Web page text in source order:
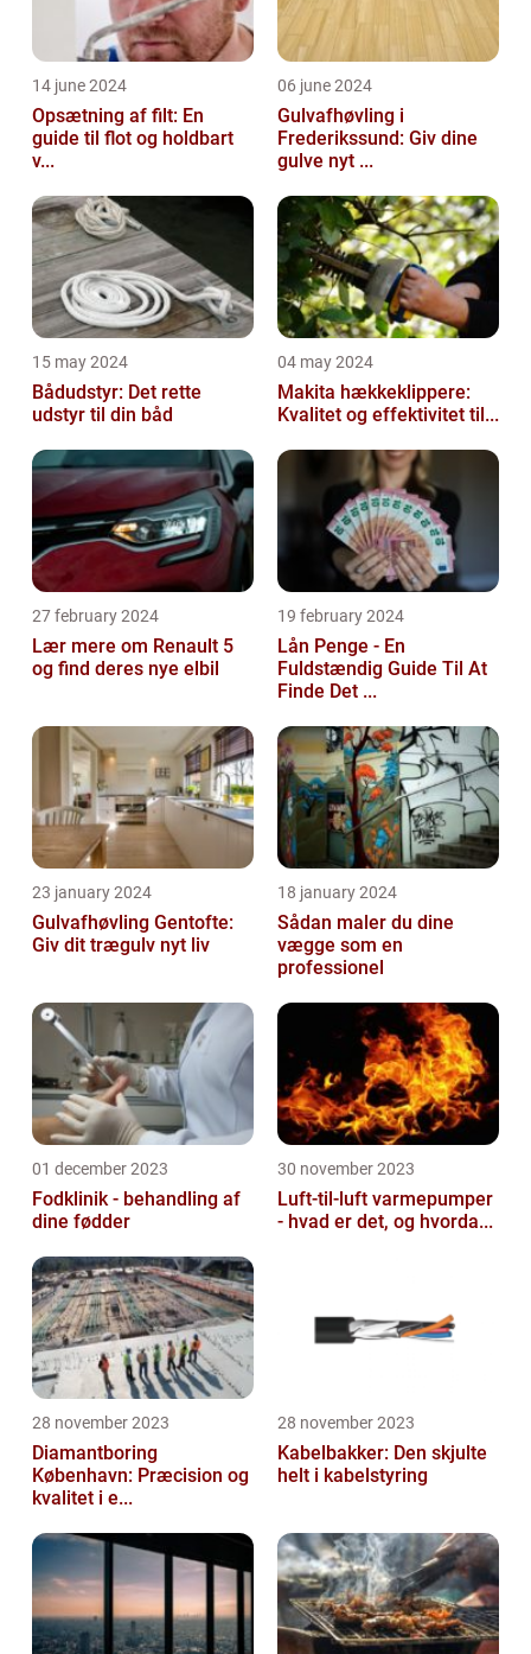
14 june 2024
Opsætning af filt: En
guide til flot og holdbart
v...
06 june 2024
Gulvafhøvling i
Frederikssund: Giv dine
gulve nyt ...
15 may 2024
Bådudstyr: Det rette
udstyr til din båd
04 may 2024
Makita hækkeklippere:
Kvalitet og effektivitet til...
27 february 2024
Lær mere om Renault 5
og find deres nye elbil
19 february 2024
Lån Penge - En
Fuldstændig Guide Til At
Finde Det ...
23 january 2024
Gulvafhøvling Gentofte:
Giv dit trægulv nyt liv
18 january 2024
Sådan maler du dine
vægge som en
professionel
01 december 2023
Fodklinik - behandling af
dine fødder
30 november 2023
Luft-til-luft varmepumper
- hvad er det, og hvorda...
28 november 2023
Diamantboring
København: Præcision og
kvalitet i e...
28 november 2023
Kabelbakker: Den skjulte
helt i kabelstyring